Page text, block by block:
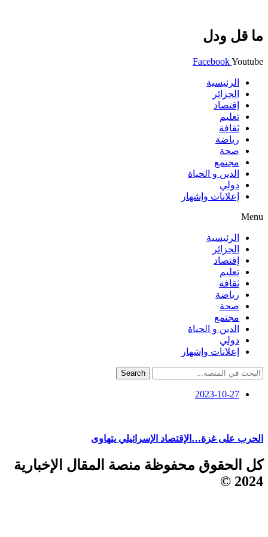
ما قل ودل
FacebookYoutube
الرئيسية
الجزائر
إقتصاد
تعليم
ثقافة
رياضة
صحة
مجتمع
الدين و الحياة
دولي
إعلانات وإشهار
Menu
الرئيسية
الجزائر
إقتصاد
تعليم
ثقافة
رياضة
صحة
مجتمع
الدين و الحياة
دولي
إعلانات وإشهار
Search
2023-10-27
الحرب على غزة…الإقتصاد الإسرائيلي يتهاوى
كل الحقوق محفوظة منصة المقال الإخبارية
2024 ©